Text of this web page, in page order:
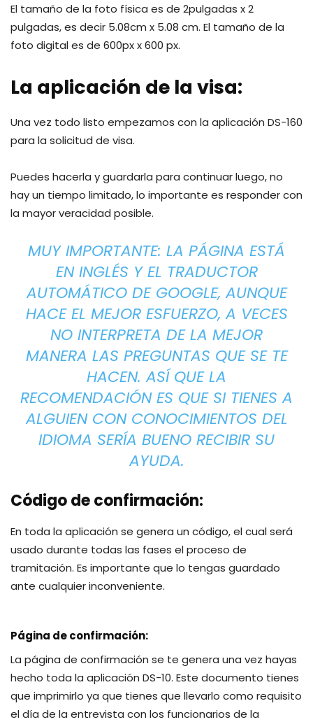
El tamaño de la foto física es de 2pulgadas x 2
pulgadas, es decir 5.08cm x 5.08 cm. El tamaño de la
foto digital es de 600px x 600 px.
La aplicación de la visa:
Una vez todo listo empezamos con la aplicación DS-160
para la solicitud de visa.
Puedes hacerla y guardarla para continuar luego, no
hay un tiempo limitado, lo importante es responder con
la mayor veracidad posible.
MUY IMPORTANTE: LA PÁGINA ESTÁ
EN INGLÉS Y EL TRADUCTOR
AUTOMÁTICO DE GOOGLE, AUNQUE
HACE EL MEJOR ESFUERZO, A VECES
NO INTERPRETA DE LA MEJOR
MANERA LAS PREGUNTAS QUE SE TE
HACEN. ASÍ QUE LA
RECOMENDACIÓN ES QUE SI TIENES A
ALGUIEN CON CONOCIMIENTOS DEL
IDIOMA SERÍA BUENO RECIBIR SU
AYUDA.
Código de confirmación:
En toda la aplicación se genera un código, el cual será
usado durante todas las fases el proceso de
tramitación. Es importante que lo tengas guardado
ante cualquier inconveniente.
Página de confirmación:
La página de confirmación se te genera una vez hayas
hecho toda la aplicación DS-10. Este documento tienes
que imprimirlo ya que tienes que llevarlo como requisito
el día de la entrevista con los funcionarios de la